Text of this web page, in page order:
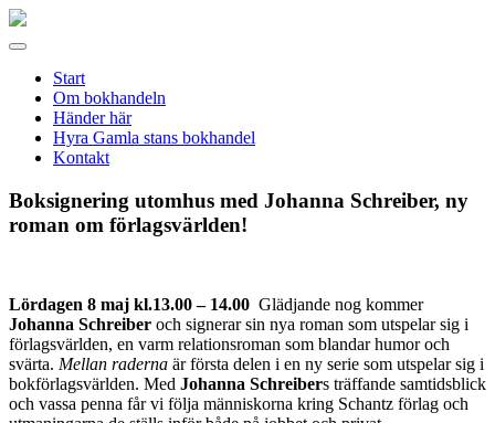
Gamla
Meny
Start
Om bokhandeln
Händer här
Hyra Gamla stans bokhandel
Kontakt
Boksignering utomhus med Johanna Schreiber, ny
roman om förlagsvärlden!
Lördagen 8 maj kl.13.00 – 14.00 Glädjande nog kommer
Johanna Schreiber och signerar sin nya roman som utspelar sig i
förlagsvärlden, en varm relationsroman som blandar humor och
svärta. Mellan raderna är första delen i en ny serie som utspelar sig i
bokförlagsvärlden. Med Johanna Schreibers träffande samtidsblick
och vassa penna får vi följa människorna kring Schantz förlag och